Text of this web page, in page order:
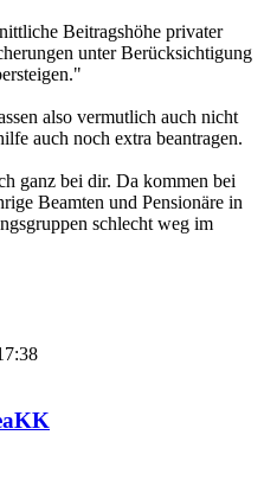
Beitragshöhe privater
unter Berücksichtigung
also vermutlich auch nicht
auch noch extra beantragen.
ganz bei dir. Da kommen bei
Beamten und Pensionäre in
schlecht weg im